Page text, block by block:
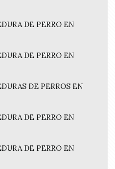
DE PERRO EN
DE PERRO EN
DE PERROS EN
DE PERRO EN
DE PERRO EN